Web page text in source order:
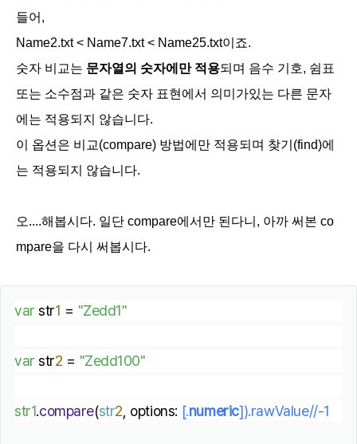
들어,
Name2.txt < Name7.txt < Name25.txt이죠.
숫자 비교는 문자열의 숫자에만 적용되며 음수 기호, 쉼표
또는 소수점과 같은 숫자 표현에서 의미가있는 다른 문자
에는 적용되지 않습니다.
이 옵션은 비교(compare) 방법에만 적용되며 찾기(find)에
는 적용되지 않습니다.
오....해봅시다. 일단 compare에서만 된다니, 아까 써본 co
mpare을 다시 써봅시다.
var str1 = "Zedd1"
var str2 = "Zedd100"
str1.compare(str2, options: [.numeric]).rawValue//-1